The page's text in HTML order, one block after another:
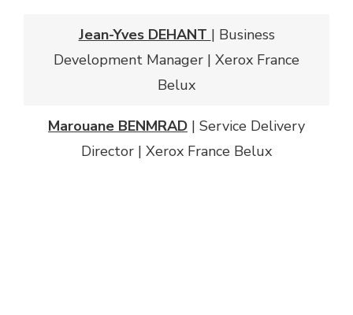
Jean-Yves DEHANT | Business
Development Manager | Xerox France
Belux
Marouane BENMRAD | Service Delivery
Director | Xerox France Belux